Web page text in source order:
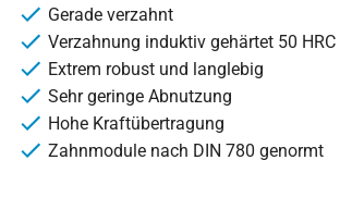
Gerade verzahnt
Verzahnung induktiv gehärtet 50 HRC
Extrem robust und langlebig
Sehr geringe Abnutzung
Hohe Kraftübertragung
Zahnmodule nach DIN 780 genormt